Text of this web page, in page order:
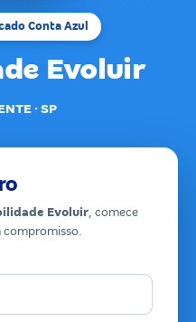
Conta Azul
Evoluir
· SP
Evoluir, comece
compromisso.